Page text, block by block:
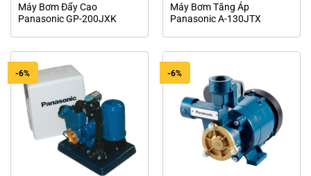
Máy Bơm Đẩy Cao
Panasonic GP-200JXK
Máy Bơm Tăng Áp
Panasonic A-130JTX
-6% -6%